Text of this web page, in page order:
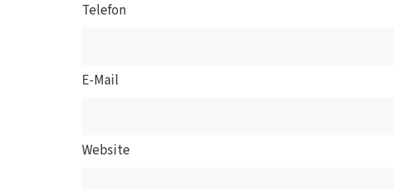
Telefon
E-Mail
Website